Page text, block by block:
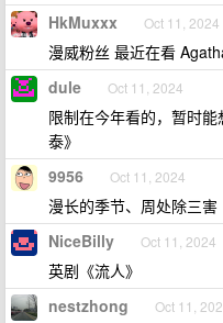
HkMuxxx Oct 11, 2024
漫威粉丝 最近在看
dule Oct 11, 2024
限制在今年看的，暂时
泰》
9956 Oct 11, 2024
漫长的季节、周处除三害
NiceBilly Oct 11, 2024
英剧《流人》
nestzhong Oct 11,